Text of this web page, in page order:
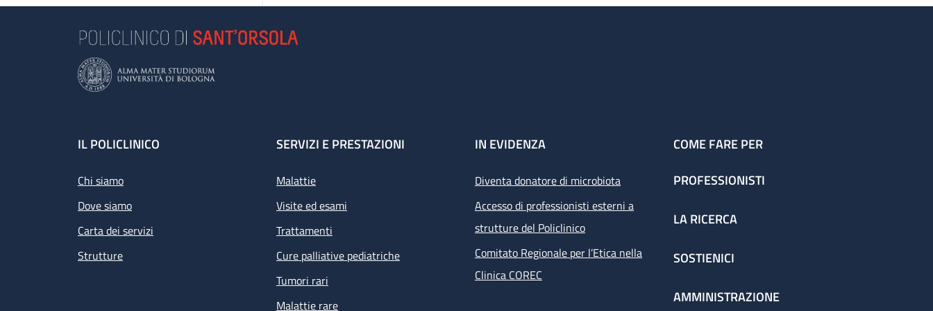
Footer
IL POLICLINICO
Chi siamo
Dove siamo
Carta dei servizi
Strutture
SERVIZI E PRESTAZIONI
Malattie
Visite ed esami
Trattamenti
Cure palliative pediatriche
Tumori rari
Malattie rare
IN EVIDENZA
Diventa donatore di microbiota
Accesso di professionisti esterni a
strutture del Policlinico
Comitato Regionale per l’Etica nella
Clinica COREC
COME FARE PER
PROFESSIONISTI
LA RICERCA
SOSTIENICI
AMMINISTRAZIONE